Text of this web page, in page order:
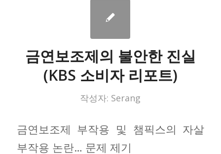
금연보조제의 불안한 진실
(KBS 소비자 리포트)
작성자: Serang
금연보조제 부작용 및 챔픽스의 자살
부작용 논란… 문제 제기